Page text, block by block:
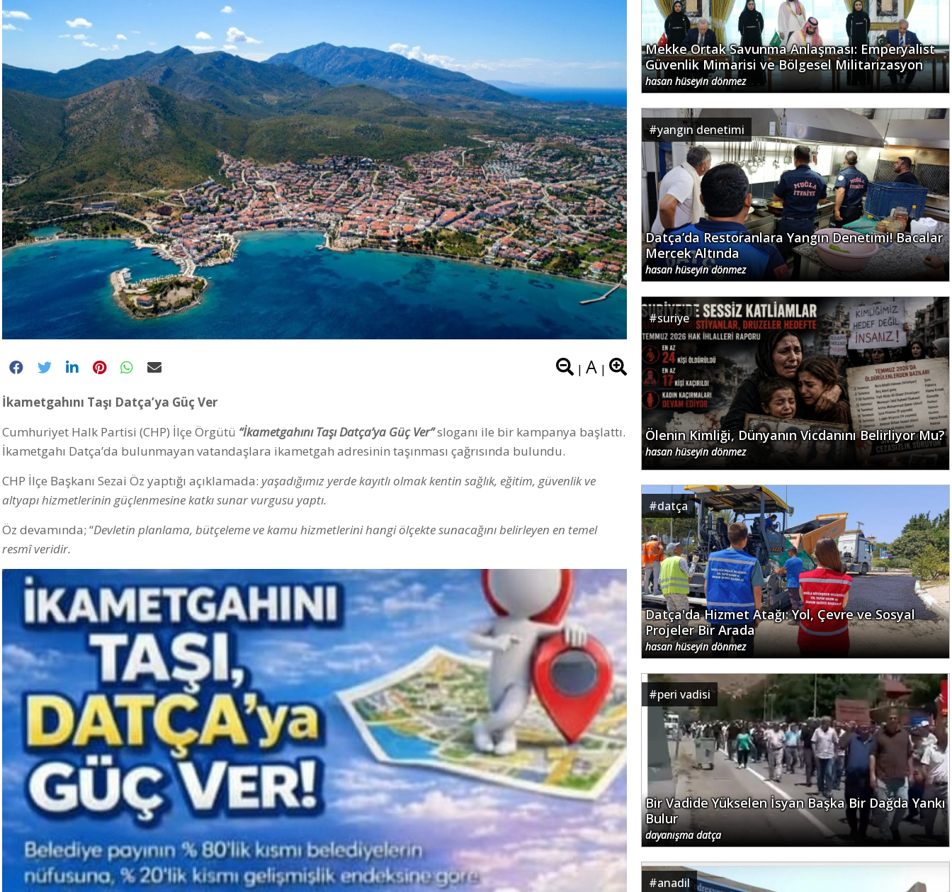
| A |
İkametgahını Taşı Datça’ya Güç Ver
Cumhuriyet Halk Partisi (CHP) İlçe Örgütü “İkametgahını Taşı Datça’ya Güç Ver”sloganı ile bir kampanya başlattı.
İkametgahı Datça’da bulunmayan vatandaşlara ikametgah adresinin taşınması çağrısında bulundu.
CHP İlçe Başkanı Sezai Öz yaptığı açıklamada: yaşadığımız yerde kayıtlı olmak kentin sağlık, eğitim, güvenlik ve
altyapı hizmetlerinin güçlenmesine katkı sunar vurgusu yaptı.
Öz devamında; “Devletin planlama, bütçeleme ve kamu hizmetlerini hangi ölçekte sunacağını belirleyen en temel
resmî veridir.
Mekke Ortak Savunma Anlaşması: Emperyalist
Güvenlik Mimarisi ve Bölgesel Militarizasyon
hasan hüseyin dönmez
#yangın denetimi
Datça’da Restoranlara Yangın Denetimi! Bacalar
Mercek Altında
hasan hüseyin dönmez
#suriye
Ölenin Kimliği, Dünyanın Vicdanını Belirliyor Mu?
hasan hüseyin dönmez
#datça
Datça'da Hizmet Atağı: Yol, Çevre ve Sosyal
Projeler Bir Arada
hasan hüseyin dönmez
#peri vadisi
Bir Vadide Yükselen İsyan Başka Bir Dağda Yankı
Bulur
dayanışma datça
#anadil